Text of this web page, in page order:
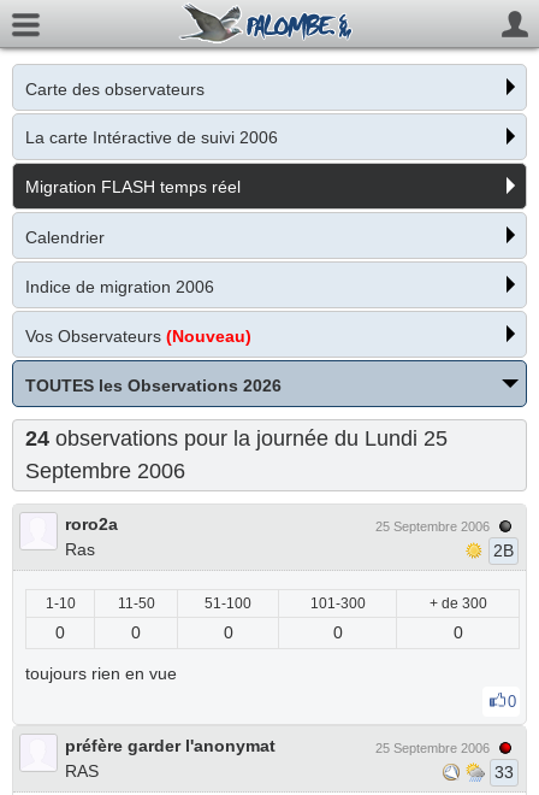
Carte des observateurs
La carte Intéractive de suivi 2006
Migration FLASH temps réel
Calendrier
Indice de migration 2006
Vos Observateurs (Nouveau)
TOUTES les Observations 2026
24 observations pour la journée du Lundi 25
Septembre 2006
roro2a
Ras
25 Septembre 2006
2B
1-10 11-50 51-100 101-300 + de 300
0 0 0 0 0
toujours rien en vue
0
préfère garder l'anonymat
RAS
25 Septembre 2006
33